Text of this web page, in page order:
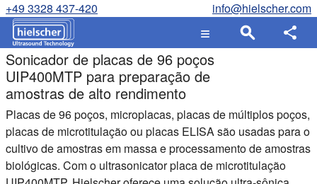
+49 3328 437-420 info@hielscher.com
Sonicador de placas de 96 poços
UIP400MTP para preparação de
amostras de alto rendimento
Placas de 96 poços, microplacas, placas de múltiplos poços,
placas de microtitulação ou placas ELISA são usadas para o
cultivo de amostras em massa e processamento de amostras
biológicas. Com o ultrasonicator placa de microtitulação